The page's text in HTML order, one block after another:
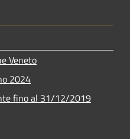
Veneto
2024
fino al 31/12/2019